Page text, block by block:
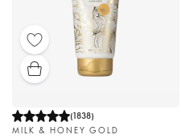
(1838)
MILK & HONEY GOLD